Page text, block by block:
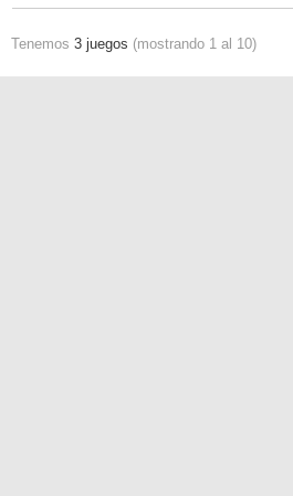
Tenemos 3 juegos (mostrando 1 al 10)